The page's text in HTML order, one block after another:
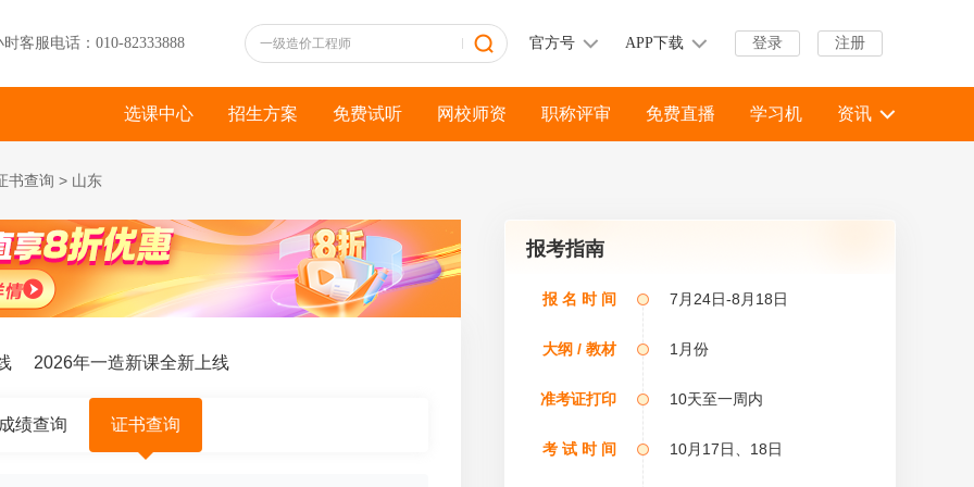
时客服电话：010-82333888 登录 注册
官方号 APP下载
选课中心 招生方案 免费试听 网校师资 职称评审 免费直播 学习机 资讯
书查询 > 山东
2026年一造新课全新上线
绩查询 证书查询
报考指南
报 名 时 间 7月24日-8月18日
大纲 / 教材 1月份
准考证打印 10天至一周内
考 试 时 间 10月17日、18日